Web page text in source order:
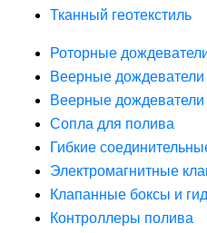
Тканный геотекстиль
Роторные
Веерные дождеватели
Веерные дождеватели
Сопла для полива
Гибкие
Электромагнитные
Клапанные боксы и
Контроллеры полива